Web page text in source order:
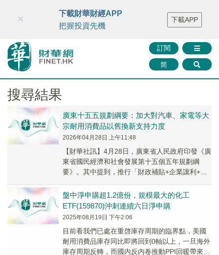
財華智庫網 FINTV FINMETA 財華證券 媒體矩陣
智庫沙龍
聯絡我們
訂閱
简
×
下載財華財經APP
把握投資先機
下載APP
搜尋結果
廣東十五五規劃綱要：加大對汽車、家電等大
宗耐用消費品以舊換新支持力度
2026年04月28日 上午11:48
【財華社訊】4月28日，廣東省人民政府印發《廣
東省國民經濟和社會發展第十五個五年規劃綱
要》。其中提到，推行「財政補貼+企業讓利+金
費品以...
盤中淨申購超1.2億份，規模最大的化工
ETF(159870)沖刺連續六日淨申購
2025年08月19日 下午2:06
目前看我們已處在重啓庫存周期的臨界點，美國
耐用消費品庫存同比即將回到0軸以上，一旦海外
庫存周期反轉，而國内反内卷推動PPI回暖帶來下